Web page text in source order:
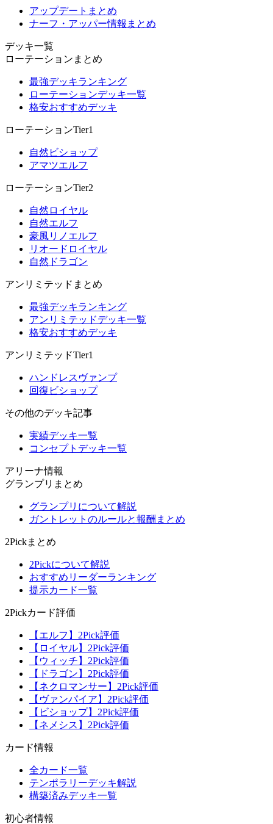
アップデートまとめ
ナーフ・アッパー情報まとめ
デッキ一覧
ローテーションまとめ
最強デッキランキング
ローテーションデッキ一覧
格安おすすめデッキ
ローテーションTier1
自然ビショップ
アマツエルフ
ローテーションTier2
自然ロイヤル
自然エルフ
豪風リノエルフ
リオードロイヤル
自然ドラゴン
アンリミテッドまとめ
最強デッキランキング
アンリミテッドデッキ一覧
格安おすすめデッキ
アンリミテッドTier1
ハンドレスヴァンプ
回復ビショップ
その他のデッキ記事
実績デッキ一覧
コンセプトデッキ一覧
アリーナ情報
グランプリまとめ
グランプリについて解説
ガントレットのルールと報酬まとめ
2Pickまとめ
2Pickについて解説
おすすめリーダーランキング
提示カード一覧
2Pickカード評価
【エルフ】2Pick評価
【ロイヤル】2Pick評価
【ウィッチ】2Pick評価
【ドラゴン】2Pick評価
【ネクロマンサー】2Pick評価
【ヴァンパイア】2Pick評価
【ビショップ】2Pick評価
【ネメシス】2Pick評価
カード情報
全カード一覧
テンポラリーデッキ解説
構築済みデッキ一覧
初心者情報